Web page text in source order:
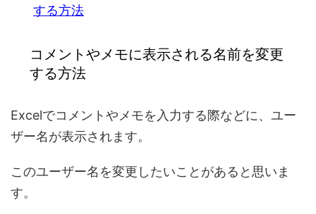
する方法
コメントやメモに表示される名前を変更
する方法
Excelでコメントやメモを入力する際などに、ユー
ザー名が表示されます。
このユーザー名を変更したいことがあると思いま
す。